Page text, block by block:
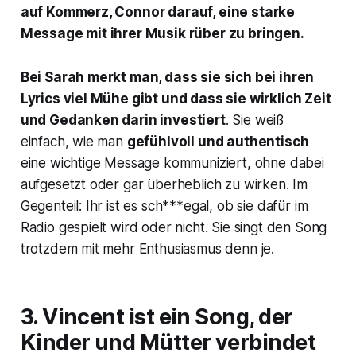
auf Kommerz, Connor darauf, eine starke
Message mit ihrer Musik rüber zu bringen.
Bei Sarah merkt man, dass sie sich bei ihren
Lyrics viel Mühe gibt und dass sie wirklich Zeit
und Gedanken darin investiert. Sie weiß
einfach, wie man gefühlvoll und authentisch
eine wichtige Message kommuniziert, ohne dabei
aufgesetzt oder gar überheblich zu wirken. Im
Gegenteil: Ihr ist es sch***egal, ob sie dafür im
Radio gespielt wird oder nicht. Sie singt den Song
trotzdem mit mehr Enthusiasmus denn je.
3. Vincent ist ein Song, der
Kinder und Mütter verbindet